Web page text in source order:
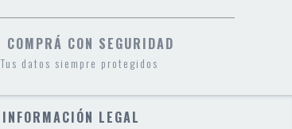
COMPRÁ CON SEGURIDAD
Tus datos siempre protegidos
INFORMACIÓN LEGAL